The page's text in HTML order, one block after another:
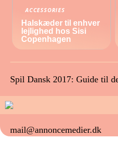
ACCESSORIES
Halskæder til enhver
lejlighed hos Sisi
Copenhagen
Spil Dansk 2017: Guide til
mail@annoncemedier.dk